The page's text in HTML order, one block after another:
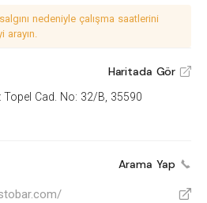
nedeniyle çalışma saatlerini
arayın.
Haritada Gör V
Topel Cad. No: 32/B, 35590
Arama Yap
V